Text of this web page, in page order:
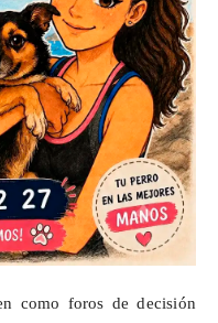
como foros de decisión